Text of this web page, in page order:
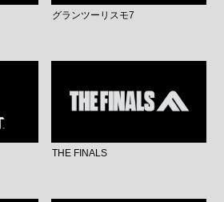
グランツーリスモ7
THE FINALS